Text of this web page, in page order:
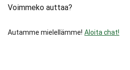
Voimmeko auttaa?
Autamme mielellämme! Aloita chat!